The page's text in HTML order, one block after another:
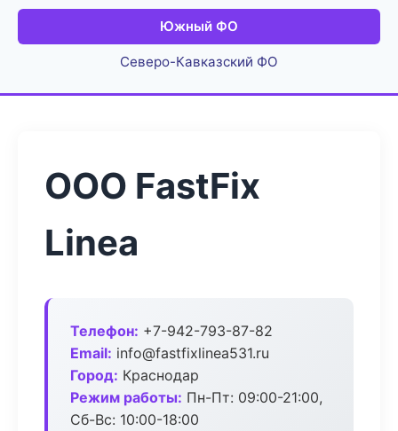
Южный ФО
Северо-Кавказский ФО
ООО FastFix
Linea
Телефон: +7-942-793-87-82
Email: info@fastfixlinea531.ru
Город: Краснодар
Режим работы: Пн-Пт: 09:00-21:00,
Сб-Вс: 10:00-18:00